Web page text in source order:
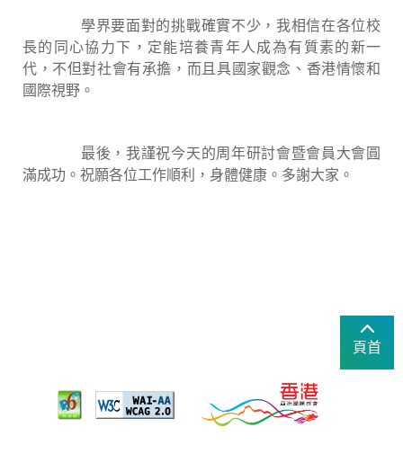
學界要面對的挑戰確實不少，我相信在各位校
長的同心協力下，定能培養青年人成為有質素的新一
代，不但對社會有承擔，而且具國家觀念、香港情懷和
國際視野。
最後，我謹祝今天的周年研討會暨會員大會圓
滿成功。祝願各位工作順利，身體健康。多謝大家。
頁首